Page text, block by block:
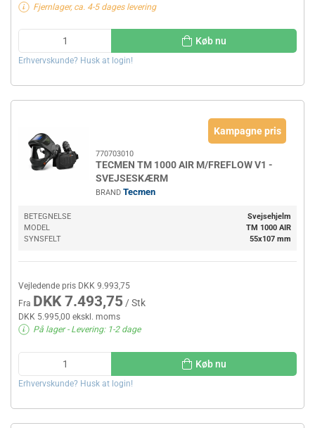
Fjernlager, ca. 4-5 dages levering
Køb nu
Erhvervskunde? Husk at login!
Kampagne pris
770703010
TECMEN TM 1000 AIR M/FREFLOW V1 -
SVEJSESKÆRM
BRAND Tecmen
BETEGNELSE
Svejsehjelm
MODEL
TM 1000 AIR
SYNSFELT
55x107 mm
Vejledende pris DKK 9.993,75
Fra DKK 7.493,75 / Stk
DKK 5.995,00 ekskl. moms
På lager- Levering: 1-2 dage
Køb nu
Erhvervskunde? Husk at login!